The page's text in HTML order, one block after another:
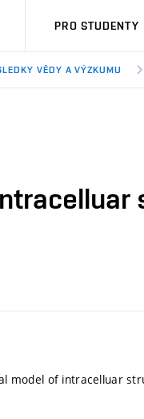
PRO STUDENTY
VĚDY A VÝZKUMU
model of intracelluar